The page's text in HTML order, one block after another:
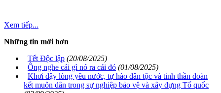
Xem tiếp...
Những tin mới hơn
Tết Độc lập (20/08/2025)
Ông nghe cái gì nó ra cái đó (01/08/2025)
Khơi dậy lòng yêu nước, tự hào dân tộc và tinh thần đoàn
kết muôn dân trong sự nghiệp bảo vệ và xây dựng Tổ quốc